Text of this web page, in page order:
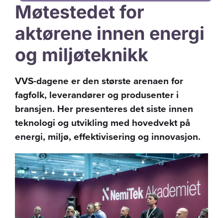
Møtestedet for
aktørene innen energi
og miljøteknikk
VVS-dagene er den største arenaen for
fagfolk, leverandører og produsenter i
bransjen. Her presenteres det siste innen
teknologi og utvikling med hovedvekt på
energi, miljø, effektivisering og innovasjon.